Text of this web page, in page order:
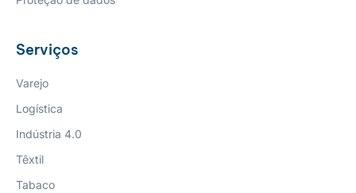
Serviços
Varejo
Logística
Indústria 4.0
Têxtil
Tabaco